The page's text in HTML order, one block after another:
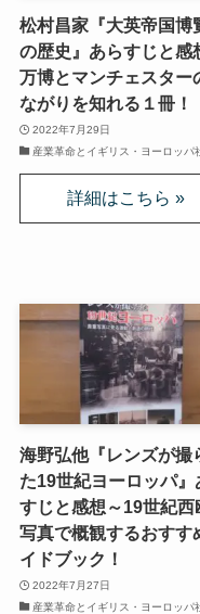
ドストエフスキ
ドストエフスキ
ドストエフスキ
ドストエフスキー
ドストエフスキ
の西欧旅行
『ローマ旅行記
ーニ巡礼
独ソ戦・冷戦下の
レーニン・スタ
独ソ戦～ソ連と
松村昌家『大英帝国博
の歴史』あらすじと感
万博とマンチェスター
ながりを知れる１冊！
2022年7月29日
産業革命とイギリス・ヨーロッパ
海野弘他『レンズが撮
た19世紀ヨーロッパ』
すじと感想～19世紀西
写真で概観するおすす
イドブック！
2022年7月27日
産業革命とイギリス・ヨーロッパ